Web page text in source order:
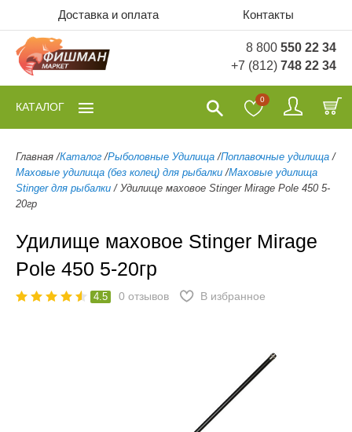
Доставка и оплата Контакты
8 800 550 22 34
+7 (812) 748 22 34
0
КАТАЛОГ
Главная /Каталог /Рыболовные Удилища /Поплавочные удилища /
Маховые удилища (без колец) для рыбалки /Маховые удилища
Stinger для рыбалки / Удилище маховое Stinger Mirage Pole 450 5-
20гр
Удилище маховое Stinger Mirage
Pole 450 5-20гр
4.5 0 отзывов В избранное